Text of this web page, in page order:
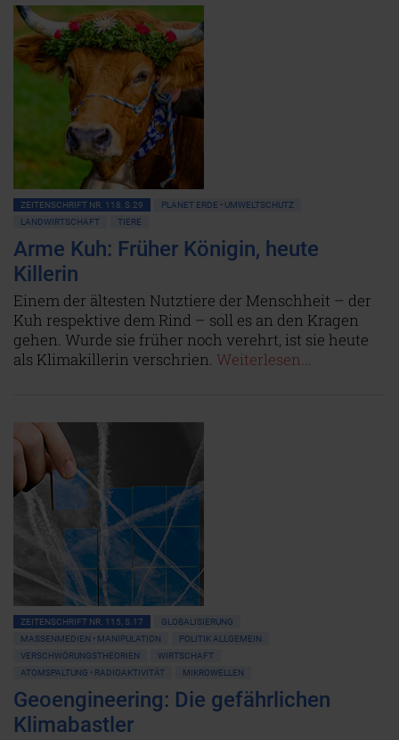
ZEITENSCHRIFT NR. 118, S.29
PLANET ERDE • UMWELTSCHUTZ
LANDWIRTSCHAFT
TIERE
Arme Kuh: Früher Königin, heute
Killerin
Einem der ältesten Nutztiere der Menschheit – der
Kuh respektive dem Rind – soll es an den Kragen
gehen. Wurde sie früher noch verehrt, ist sie heute
als Klimakillerin verschrien. Weiterlesen...
ZEITENSCHRIFT NR. 115, S.17
GLOBALISIERUNG
MASSENMEDIEN • MANIPULATION
POLITIK ALLGEMEIN
VERSCHWÖRUNGSTHEORIEN
WIRTSCHAFT
ATOMSPALTUNG • RADIOAKTIVITÄT
MIKROWELLEN
Geoengineering: Die gefährlichen
Klimabastler